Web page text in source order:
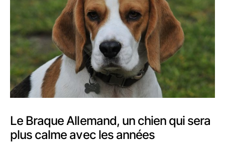
Le Braque Allemand, un chien qui sera
plus calme avec les années